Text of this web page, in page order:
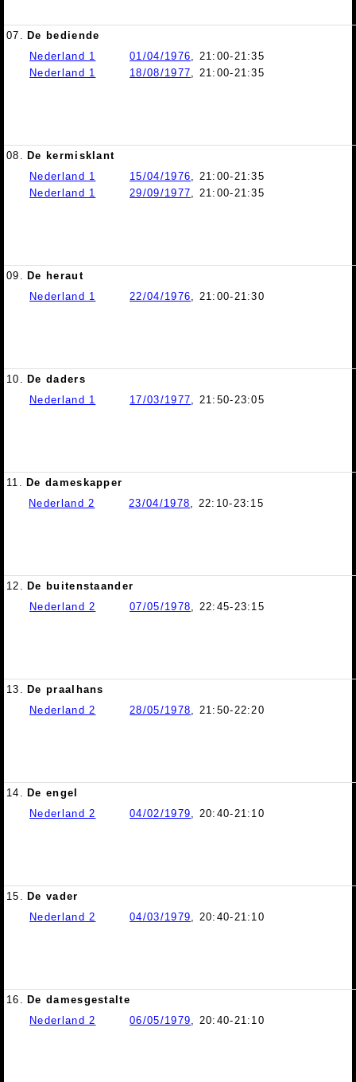
07. De bediende
Nederland 1
01/04/1976, 21:00-21:35
Nederland 1
18/08/1977, 21:00-21:35
08. De kermisklant
Nederland 1
15/04/1976, 21:00-21:35
Nederland 1
29/09/1977, 21:00-21:35
09. De heraut
Nederland 1
22/04/1976, 21:00-21:30
10. De daders
Nederland 1
17/03/1977, 21:50-23:05
11. De dameskapper
Nederland 2
23/04/1978, 22:10-23:15
12. De buitenstaander
Nederland 2
07/05/1978, 22:45-23:15
13. De praalhans
Nederland 2
28/05/1978, 21:50-22:20
14. De engel
Nederland 2
04/02/1979, 20:40-21:10
15. De vader
Nederland 2
04/03/1979, 20:40-21:10
16. De damesgestalte
Nederland 2
06/05/1979, 20:40-21:10